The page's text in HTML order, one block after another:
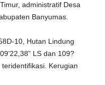
administratif Desa
Banyumas.
10, Hutan Lindung
LS dan 109?
teridentifikasi. Kerugian